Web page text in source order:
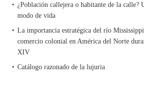
¿Población callejera o habitante de la calle?
modo de vida
La importancia estratégica del río
comercio colonial en América del Norte
XIV
Catálogo razonado de la lujuria